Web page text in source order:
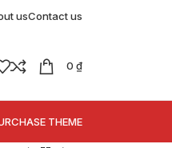
usContact us
0 ₫
THEME